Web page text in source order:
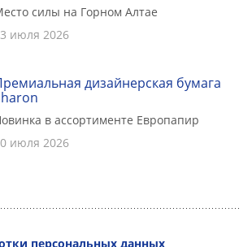
силы на Горном Алтае
июля 2026
дизайнерская бумага
в ассортименте Европапир
июля 2026
персональных данных